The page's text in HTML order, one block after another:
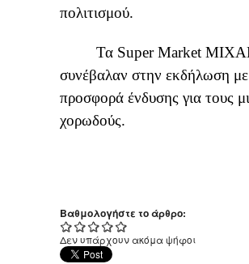
πολιτισμού.
Τα Super Market
συνέβαλαν στην εκδήλωση με
προσφορά ένδυσης για τους
χορωδούς.
Βαθμολογήστε το άρθρο:
Δεν υπάρχουν ακόμα ψήφοι